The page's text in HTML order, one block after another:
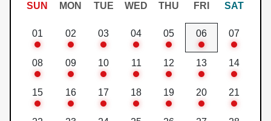
SUN MON TUE WED THU FRI SAT
01 02 03 04 05 06 07
08 09 10 11 12 13 14
15 16 17 18 19 20 21